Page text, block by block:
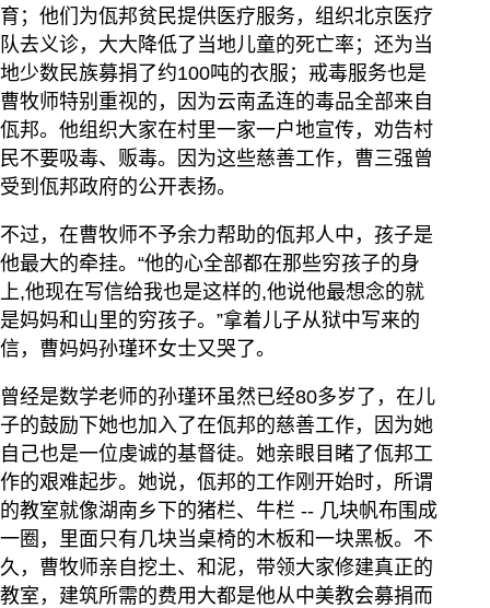
育；他们为佤邦贫民提供医疗服务，组织北京医疗
队去义诊，大大降低了当地儿童的死亡率；还为当
地少数民族募捐了约100吨的衣服；戒毒服务也是
曹牧师特别重视的，因为云南孟连的毒品全部来自
佤邦。他组织大家在村里一家一户地宣传，劝告村
民不要吸毒、贩毒。因为这些慈善工作，曹三强曾
受到佤邦政府的公开表扬。
不过，在曹牧师不予余力帮助的佤邦人中，孩子是
他最大的牵挂。“他的心全部都在那些穷孩子的身
上,他现在写信给我也是这样的,他说他最想念的就
是妈妈和山里的穷孩子。”拿着儿子从狱中写来的
信，曹妈妈孙瑾环女士又哭了。
曾经是数学老师的孙瑾环虽然已经80多岁了，在儿
子的鼓励下她也加入了在佤邦的慈善工作，因为她
自己也是一位虔诚的基督徒。她亲眼目睹了佤邦工
作的艰难起步。她说，佤邦的工作刚开始时，所谓
的教室就像湖南乡下的猪栏、牛栏 -- 几块帆布围成
一圈，里面只有几块当桌椅的木板和一块黑板。不
久，曹牧师亲自挖土、和泥，带领大家修建真正的
教室，建筑所需的费用大都是他从中美教会募捐而